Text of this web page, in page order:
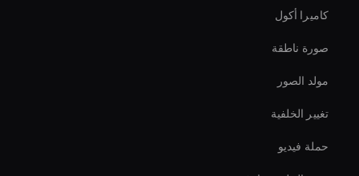
كاميرا أكول
صورة ناطقة
مولد الصور
تغيير الخلفية
حملة فيديو